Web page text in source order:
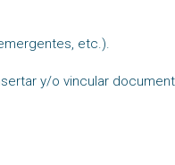
etc.).
y/o vincular